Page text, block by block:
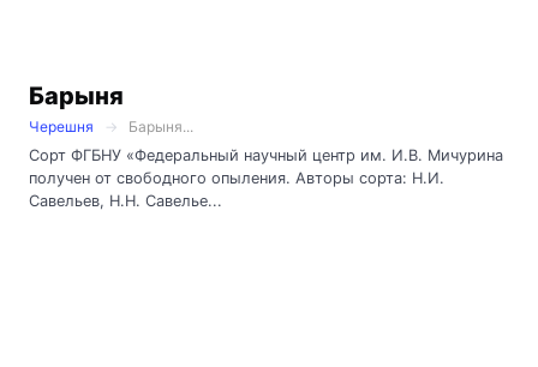
Барыня
Черешня
Барыня...
Сорт ФГБНУ «Федеральный научный центр им. И.В. Мичурина
получен от свободного опыления. Авторы сорта: Н.И.
Савельев, Н.Н. Савелье...